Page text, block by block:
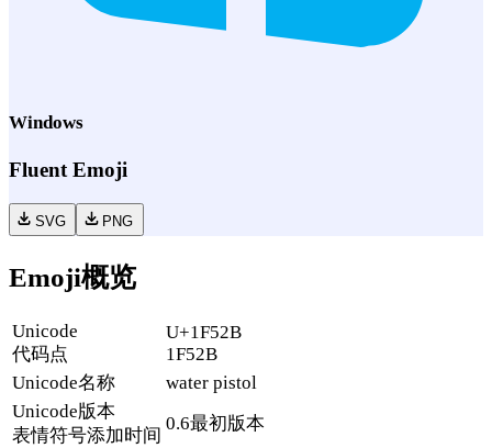
Windows
Fluent Emoji
SVG PNG
Emoji概览
Unicode
代码点
U+1F52B
1F52B
Unicode名称
water pistol
Unicode版本
表情符号添加时间
0.6最初版本